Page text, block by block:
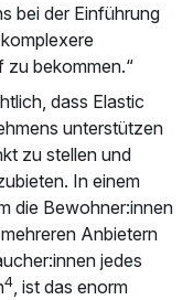
bei der Einführung
zu bekommen.“
dass Elastic
unterstützen
zu stellen und
In einem
die Bewohner:innen
Anbietern
jedes
4, ist das enorm